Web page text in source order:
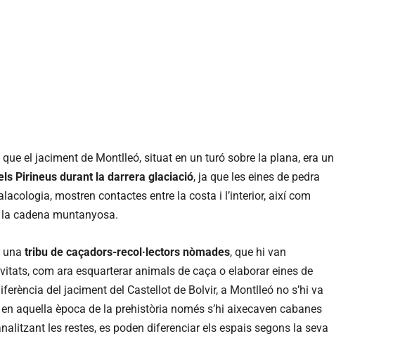
el jaciment de Montlleó, situat en un turó sobre la plana, era un
Pirineus durant la darrera glaciació, ja que les eines de pedra
mostren contactes entre la costa i l’interior, així com
cadena muntanyosa.
una tribu de caçadors-recol·lectors nòmades, que hi van
com ara esquarterar animals de caça o elaborar eines de
del jaciment del Castellot de Bolvir, a Montlleó no s’hi va
aquella època de la prehistòria només s’hi aixecaven cabanes
les restes, es poden diferenciar els espais segons la seva